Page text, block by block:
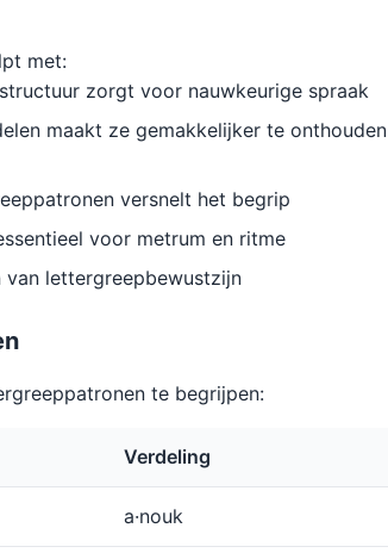
met:
zorgt voor nauwkeurige spraak
maakt ze gemakkelijker te onthouden
versnelt het begrip
voor metrum en ritme
lettergreepbewustzijn
te begrijpen:
Verdeling
a·nouk